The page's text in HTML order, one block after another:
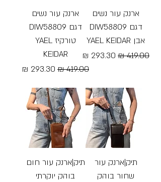
ארנק עור נשים
דגם DIW58809
אבן YAEL KEIDAR
מחיר רגיל מחיר מבצע
ארנק עור נשים
דגם DIW58809
טורקיז YAEL
KEIDAR
מחיר רגיל מחיר מבצע
תיק|ארנק עור
שחור בוהק
תיק|ארנק עור חום
בוהק יוקרתי